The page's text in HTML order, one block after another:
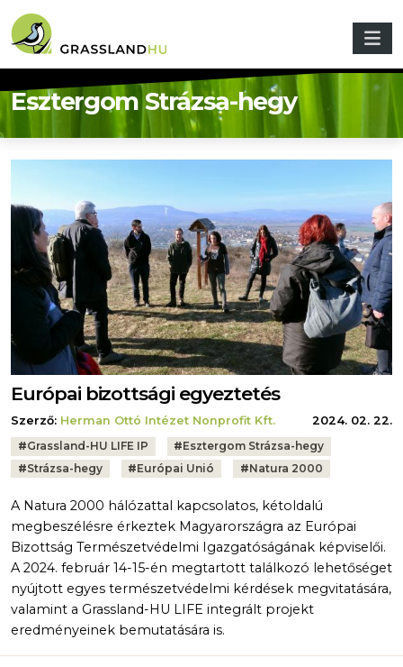
Esztergom Strázsa-hegy
Európai bizottsági egyeztetés
Szerző: Herman Ottó Intézet Nonprofit Kft.
2024. 02. 22.
Tags:
#Grassland-HU LIFE IP #Esztergom Strázsa-hegy
#Strázsa-hegy #Európai Unió #Natura 2000
A Natura 2000 hálózattal kapcsolatos, kétoldalú
megbeszélésre érkeztek Magyarországra az Európai
Bizottság Természetvédelmi Igazgatóságának képviselői.
A 2024. február 14-15-én megtartott találkozó lehetőséget
nyújtott egyes természetvédelmi kérdések megvitatására,
valamint a Grassland-HU LIFE integrált projekt
eredményeinek bemutatására is.